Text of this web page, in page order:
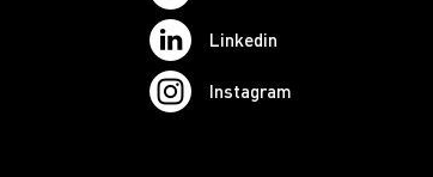
Linkedin
Instagram